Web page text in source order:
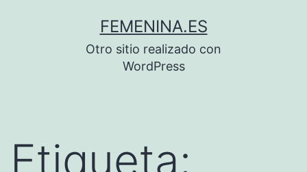
FEMENINA.ES
Otro sitio realizado con
WordPress
Etiqueta: